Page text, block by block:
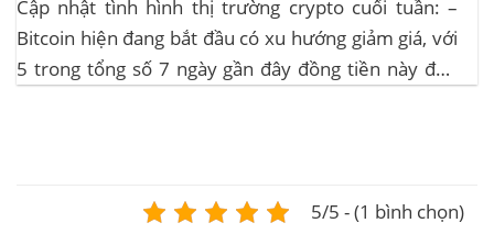
Cập nhật tình hình thị trường crypto cuối tuần: –
Bitcoin hiện đang bắt đầu có xu hướng giảm giá, với
5 trong tổng số 7 ngày gần đây đồng tiền này đều
5/5 - (1 bình chọn)